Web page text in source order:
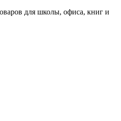
для школы, офиса, книг и